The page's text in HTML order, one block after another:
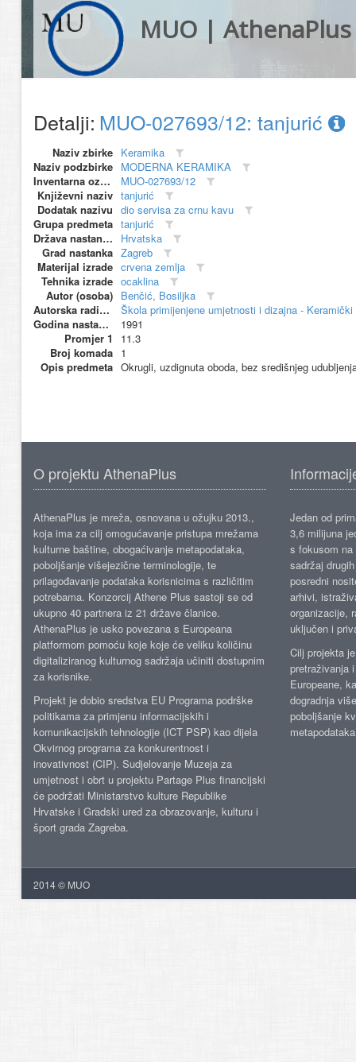
MUO | AthenaPlus
Detalji: MUO-027693/12: tanjurić
Naziv zbirke Keramika
Naziv podzbirke MODERNA KERAMIKA
Inventarna oznaka
MUO-027693/12
Književni naziv tanjurić
Dodatak nazivu dio servisa za crnu kavu
Grupa predmeta tanjurić
Država nastanka
Hrvatska
Grad nastanka Zagreb
Materijal izrade crvena zemlja
Tehnika izrade ocaklina
Autor (osoba) Benčić, Bosiljka
Autorska radionica (proizvođač)
Škola primijenjene umjetnosti i dizajna - Keramički
Godina nastanka
1991
Promjer 1
11.3
Broj komada 1
Opis predmeta Okrugli, uzdignuta oboda, bez središnjeg
O projektu AthenaPlus
AthenaPlus je mreža, osnovana u ožujku 2013.,
koja ima za cilj omogućavanje pristupa mrežama
kulturne baštine, obogaćivanje metapodataka,
poboljšanje višejezične terminologije, te
prilagođavanje podataka korisnicima s različitim
potrebama. Konzorcij Athene Plus sastoji se od
ukupno 40 partnera iz 21 države članice.
AthenaPlus je usko povezana s Europeana
platformom pomoću koje koje će veliku količinu
digitaliziranog kulturnog sadržaja učiniti dostupnim
za korisnike.
Projekt je dobio sredstva EU Programa podrške
politikama za primjenu informacijskih i
komunikacijskih tehnologije (ICT PSP) kao dijela
Okvirnog programa za konkurentnost i
inovativnost (CIP). Sudjelovanje Muzeja za
umjetnost i obrt u projektu Partage Plus financijski
će podržati Ministarstvo kulture Republike
Hrvatske i Gradski ured za obrazovanje, kulturu i
šport grada Zagreba.
Jedan od
3,6 milijuna
s fokusom
sadržaj
posredni
arhivi,
organizacije,
uključen i
Cilj projekta
pretraživanja
Europeane,
dogradnja
poboljšanje
2014 © MUO